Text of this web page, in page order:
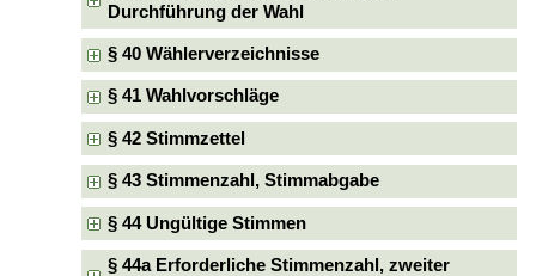
Durchführung der Wahl
§ 40 Wählerverzeichnisse
§ 41 Wahlvorschläge
§ 42 Stimmzettel
§ 43 Stimmenzahl, Stimmabgabe
§ 44 Ungültige Stimmen
§ 44a Erforderliche Stimmenzahl, zweiter